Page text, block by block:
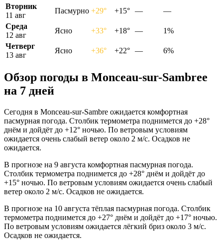
Вторник
11 авг
Пасмурно +29° +15° —
—
Среда
12 авг
Ясно +33° +18° —
1%
Четверг
13 авг
Ясно +36° +22° — 6%
Обзор погоды в Monceau-sur-Sambreе
на 7 дней
Сегодня в Monceau-sur-Sambre ожидается комфортная
пасмурная погода. Столбик термометра поднимется до +28°
днём и дойдёт до +12° ночью. По ветровым условиям
ожидается очень слабый ветер около 2 м/с. Осадков не
ожидается.
В прогнозе на 9 августа комфортная пасмурная погода.
Столбик термометра поднимется до +28° днём и дойдёт до
+15° ночью. По ветровым условиям ожидается очень слабый
ветер около 2 м/с. Осадков не ожидается.
В прогнозе на 10 августа тёплая пасмурная погода. Столбик
термометра поднимется до +27° днём и дойдёт до +17° ночью.
По ветровым условиям ожидается лёгкий бриз около 3 м/с.
Осадков не ожидается.